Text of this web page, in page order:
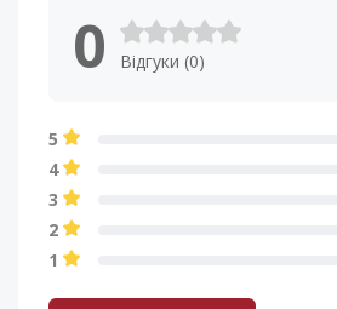
0 Відгуки (0)
5
4
3
2
1